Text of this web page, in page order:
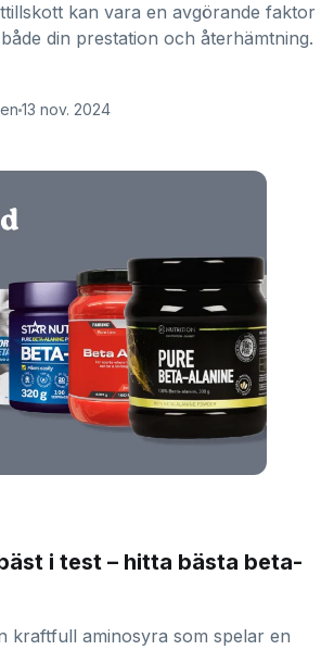
kan vara en avgörande faktor
din prestation och återhämtning.
13 nov. 2024
i test – hitta bästa beta-
kraftfull aminosyra som spelar en